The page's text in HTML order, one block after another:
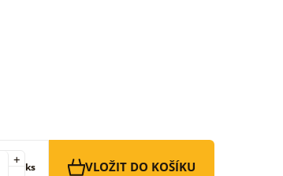
+ ks VLOŽIT DO KOŠÍKU